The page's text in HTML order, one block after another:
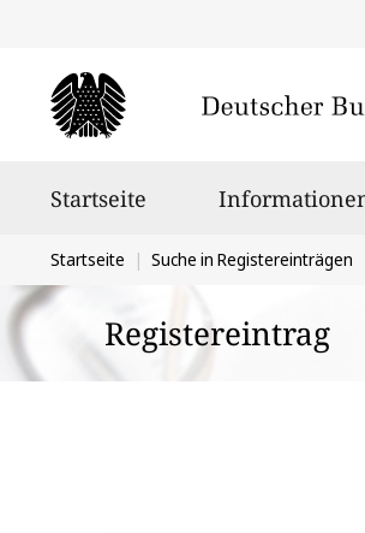
Startseite
Sie
befinden
sich
hier:
Startseite Suche in Registereinträgen
Registereintrag